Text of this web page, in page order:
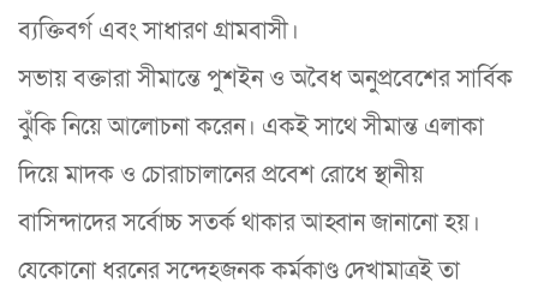
ব্যক্তিবর্গ এবং সাধারণ গ্রামবাসী।
​সভায় বক্তারা সীমান্তে পুশইন ও অবৈধ অনুপ্রবেশের সার্বিক
ঝুঁকি নিয়ে আলোচনা করেন। একই সাথে সীমান্ত এলাকা
দিয়ে মাদক ও চোরাচালানের প্রবেশ রোধে স্থানীয়
বাসিন্দাদের সর্বোচ্চ সতর্ক থাকার আহ্বান জানানো হয়।
যেকোনো ধরনের সন্দেহজনক কর্মকাণ্ড দেখামাত্রই তা